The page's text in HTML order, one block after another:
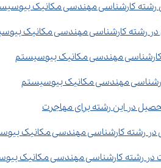
کارشناسی مهندسی مکانیک
رشته کارشناسی مهندسی مکانیک
کارشناسی مهندسی مکانیک بیوسیستم
مهندسی مکانیک بیوسیستم
در این رشته برای مهاجرت
در رشته کارشناسی مهندسی مکانیک
رشته کارشناسی مهندسی مکانیک